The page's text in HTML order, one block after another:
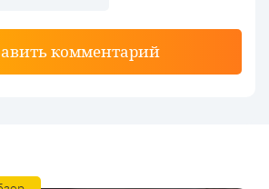
комментарий